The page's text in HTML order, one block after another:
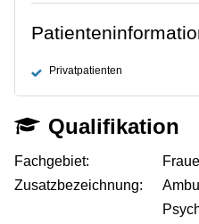
Privatpatienten
Qualifikation
Fachgebiet:
Zusatzbezeichnung: